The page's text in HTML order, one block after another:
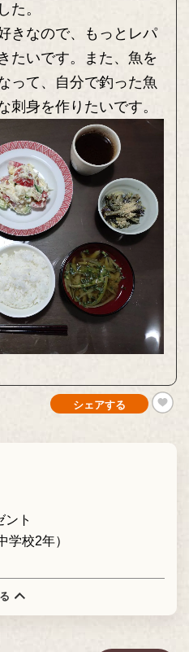
た。
きなので、もっとレパ
たいです。また、魚を
って、自分で釣った魚
刺身を作りたいです。
シェアする
ント
学校2年）